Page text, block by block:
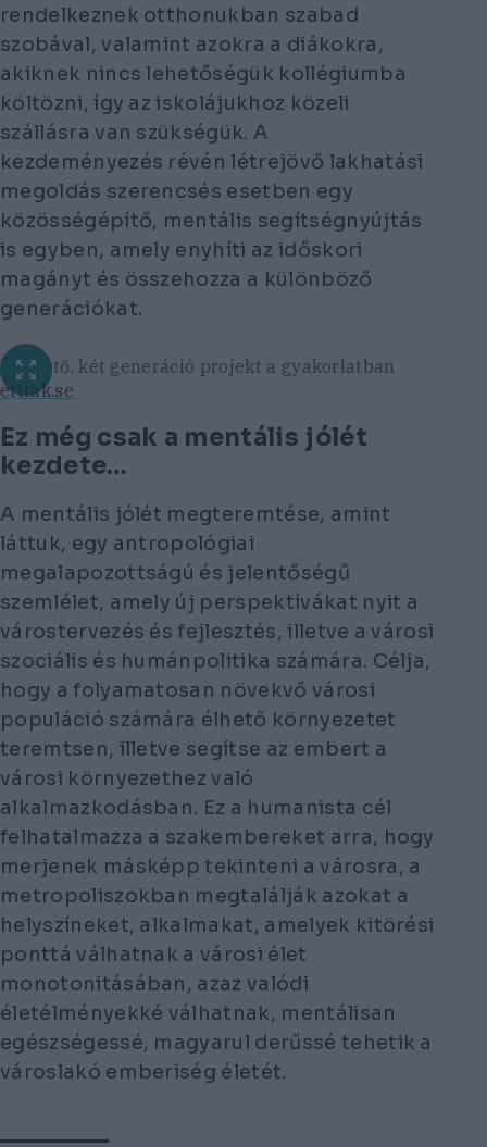
rendelkeznek otthonukban szabad
szobával, valamint azokra a diákokra,
akiknek nincs lehetőségük kollégiumba
költözni, így az iskolájukhoz közeli
szállásra van szükségük. A
kezdeményezés révén létrejövő lakhatási
megoldás szerencsés esetben egy
közösségépítő, mentális segítségnyújtás
is egyben, amely enyhíti az időskori
magányt és összehozza a különböző
generációkat.
Egy tető, két generáció projekt a gyakorlatban
etttak.se
Ez még csak a mentális jólét
kezdete…
A mentális jólét megteremtése, amint
láttuk, egy antropológiai
megalapozottságú és jelentőségű
szemlélet, amely új perspektívákat nyit a
várostervezés és fejlesztés, illetve a városi
szociális és humánpolitika számára. Célja,
hogy a folyamatosan növekvő városi
populáció számára élhető környezetet
teremtsen, illetve segítse az embert a
városi környezethez való
alkalmazkodásban. Ez a humanista cél
felhatalmazza a szakembereket arra, hogy
merjenek másképp tekinteni a városra, a
metropoliszokban megtalálják azokat a
helyszíneket, alkalmakat, amelyek kitörési
ponttá válhatnak a városi élet
monotonitásában, azaz valódi
életélményekké válhatnak, mentálisan
egészségessé, magyarul derűssé tehetik a
városlakó emberiség életét.